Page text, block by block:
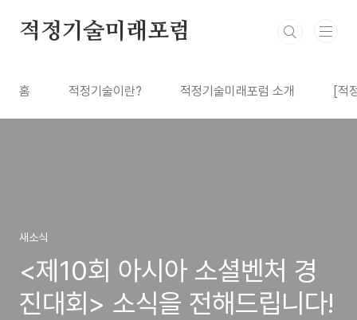
적정기술미래포럼
홈 적정기술이란? 적정기술미래포럼 소개 [적
새소식
<제10회 아시아 소셜벤처 경
진대회> 소식을 전해드립니다!